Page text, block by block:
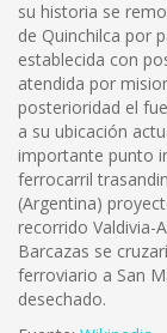
su historia se
de Quinchilca por
establecida con
atendida por
posterioridad el
a su ubicación
importante punto
ferrocarril
(Argentina)
recorrido Valdivia-
Barcazas se
ferroviario a San
desechado.